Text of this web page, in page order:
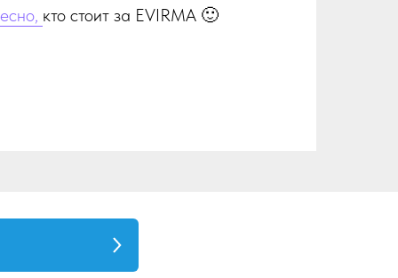
кто стоит за EVIRMA 🙂